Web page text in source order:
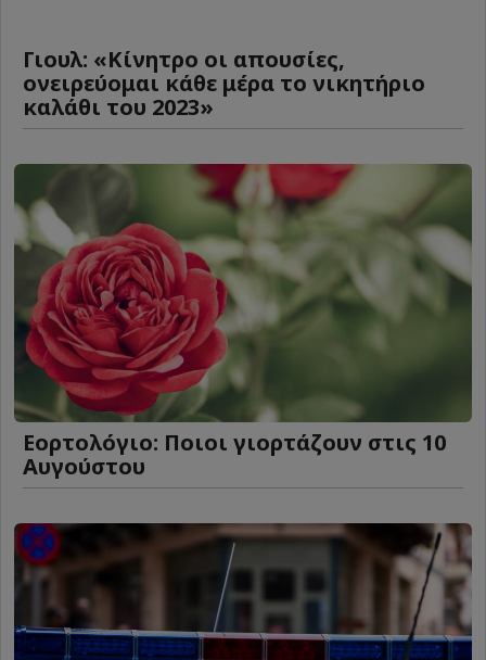
Γιουλ: «Κίνητρο οι απουσίες,
ονειρεύομαι κάθε μέρα το νικητήριο
καλάθι του 2023»
Εορτολόγιο: Ποιοι γιορτάζουν στις 10
Αυγούστου